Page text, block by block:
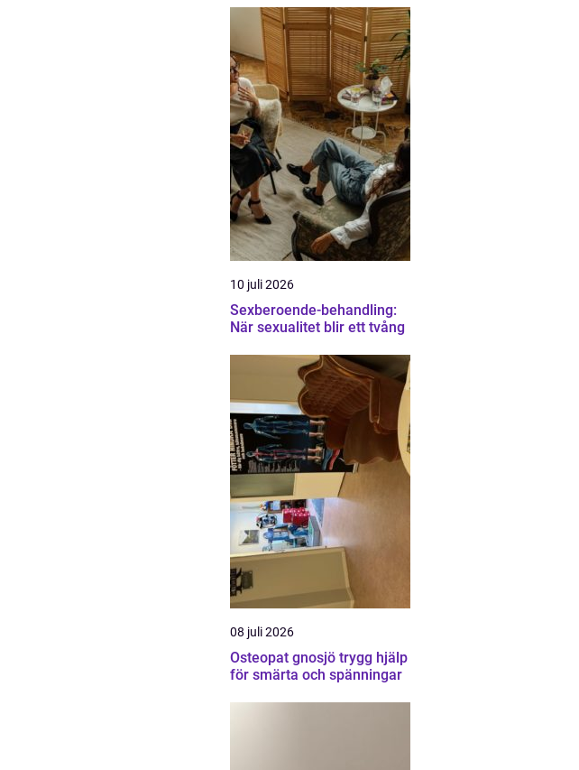
10 juli 2026
Sexberoende-behandling:
När sexualitet blir ett tvång
08 juli 2026
Osteopat gnosjö trygg hjälp
för smärta och spänningar